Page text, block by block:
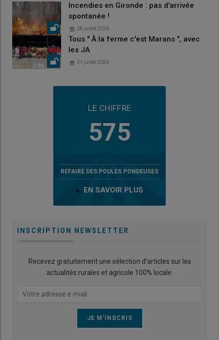
Incendies en Gironde : pas d'arrivée
spontanée !
28 juillet 2026
Tous " À la ferme c'est Marans ", avec
les JA
31 juillet 2026
LE CHIFFRE
575
REFAIRE DES POULES PONDEUSES
EN SAVOIR PLUS
INSCRIPTION NEWSLETTER
Recevez gratuitement une sélection d’articles sur les
actualités rurales et agricole 100% locale.